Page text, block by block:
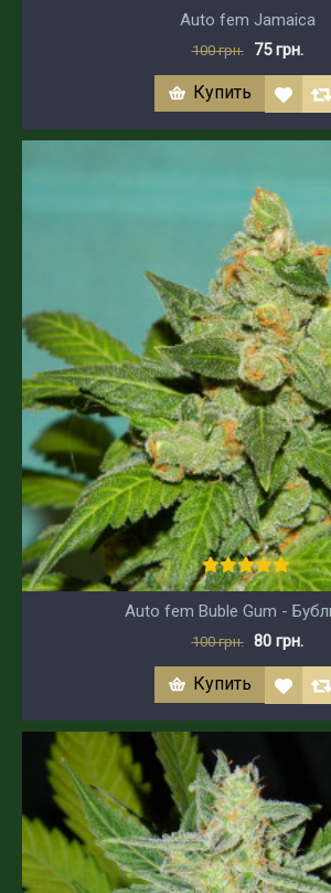
Auto fem Jamaica
100 грн. 75 грн.
Купить
Auto fem Buble Gum -
100 грн. 80 грн.
Купить